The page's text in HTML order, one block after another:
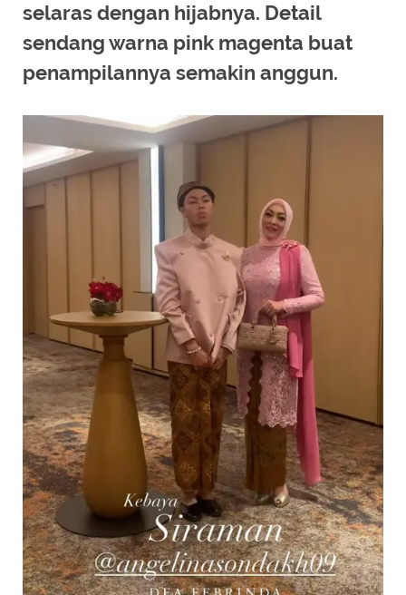
selaras dengan hijabnya. Detail
sendang warna pink magenta buat
penampilannya semakin anggun.